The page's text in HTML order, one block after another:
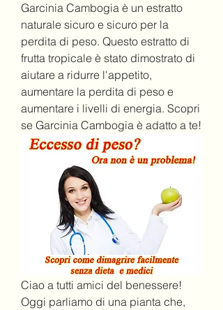
Garcinia Cambogia è un estratto
naturale sicuro e sicuro per la
perdita di peso. Questo estratto di
frutta tropicale è stato dimostrato di
aiutare a ridurre l'appetito,
aumentare la perdita di peso e
aumentare i livelli di energia. Scopri
se Garcinia Cambogia è adatto a te!
Ciao a tutti amici del benessere!
Oggi parliamo di una pianta che,